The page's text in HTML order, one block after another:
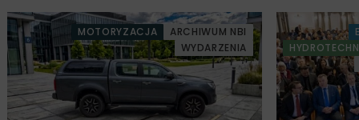
MOTORYZACJA
ARCHIWUM NBI
WYDARZENIA